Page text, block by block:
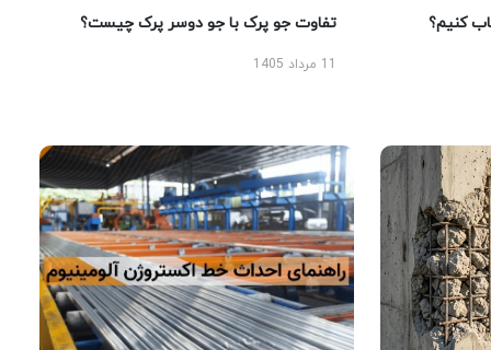
کنیم؟ تفاوت جو پرک با جو دوسر پرک چیست؟